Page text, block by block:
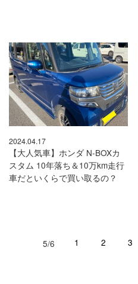
2024.04.17
【大人気車】ホンダ N-BOXカ
スタム 10年落ち＆10万km走行
車だといくらで買い取るの？
5/6 1 2 3